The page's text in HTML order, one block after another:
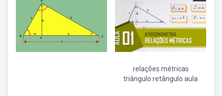
relações métricas
triângulo retângulo aula